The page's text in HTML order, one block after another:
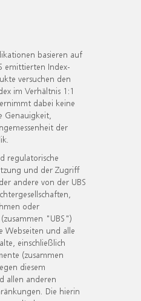
basieren auf
emittierten Index-
versuchen den
im Verhältnis 1:1
dabei keine
Genauigkeit,
der
regulatorische
und der Zugriff
andere von der UBS
oder
"UBS")
Webseiten und alle
einschließlich
(zusammen
diesem
allen anderen
Die hierin